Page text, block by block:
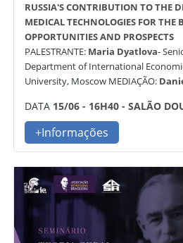
RUSSIA'S CONTRIBUTION TO THE
MEDICAL TECHNOLOGIES FOR THE
OPPORTUNITIES AND PROSPECTS
PALESTRANTE:Maria Dyatlova-
Department of International
University, Moscow MEDIAÇÃO:
DATA15/06 - 16H40 - SALÃO
+Informações